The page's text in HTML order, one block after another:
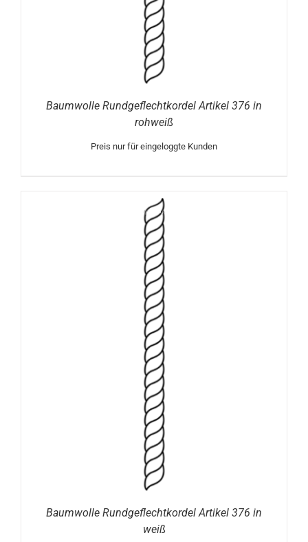
Baumwolle Rundgeflechtkordel Artikel 376 in
rohweiß
Preis nur für eingeloggte Kunden
Baumwolle Rundgeflechtkordel Artikel 376 in
weiß